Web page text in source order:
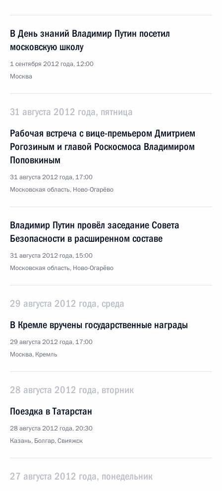
В День знаний Владимир Путин посетил
московскую школу
1 сентября 2012 года, 12:00
Москва
31 августа 2012 года, пятница
Рабочая встреча с вице-премьером Дмитрием
Рогозиным и главой Роскосмоса Владимиром
Поповкиным
31 августа 2012 года, 17:00
Московская область, Ново-Огарёво
Владимир Путин провёл заседание Совета
Безопасности в расширенном составе
31 августа 2012 года, 15:00
Московская область, Ново-Огарёво
29 августа 2012 года, среда
В Кремле вручены государственные награды
29 августа 2012 года, 17:00
Москва, Кремль
28 августа 2012 года, вторник
Поездка в Татарстан
28 августа 2012 года, 20:30
Казань, Болгар, Свияжск
27 августа 2012 года, понедельник